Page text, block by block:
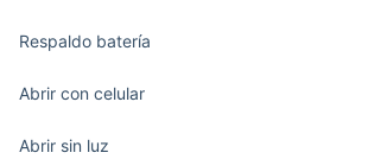
Respaldo batería
Abrir con celular
Abrir sin luz